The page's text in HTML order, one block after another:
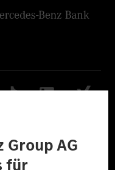
Barrierefreiheit